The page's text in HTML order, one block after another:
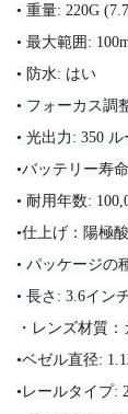
• 重量: 220G
• 最大範囲:
• 防水: はい
• フォーカス調
• 光出力: 350 ル
•バッテリー寿
• 耐用年数:
•仕上げ：陽極
• パッケージの
• 長さ: 3.6イン
・レンズ材質：
•ベゼル直径:
•レールタイプ: